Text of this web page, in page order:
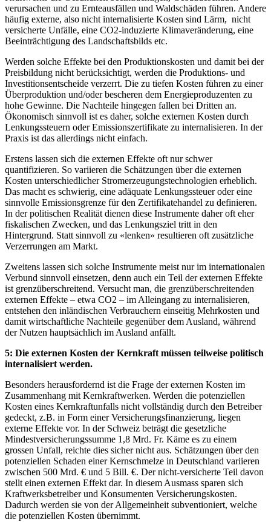
verursachen und zu Ernteausfällen und Waldschäden führen. Andere
häufig externe, also nicht internalisierte Kosten sind Lärm, nicht
versicherte Unfälle, eine CO2-induzierte Klimaveränderung, eine
Beeinträchtigung des Landschaftsbilds etc.
Werden solche Effekte bei den Produktionskosten und damit bei der
Preisbildung nicht berücksichtigt, werden die Produktions- und
Investitionsentscheide verzerrt. Die zu tiefen Kosten führen zu einer
Überproduktion und/oder bescheren dem Energieproduzenten zu
hohe Gewinne. Die Nachteile hingegen fallen bei Dritten an.
Ökonomisch sinnvoll ist es daher, solche externen Kosten durch
Lenkungssteuern oder Emissionszertifikate zu internalisieren. In der
Praxis ist das allerdings nicht einfach.
Erstens lassen sich die externen Effekte oft nur schwer
quantifizieren. So variieren die Schätzungen über die externen
Kosten unterschiedlicher Stromerzeugungstechnologien erheblich.
Das macht es schwierig, eine adäquate Lenkungssteuer oder eine
sinnvolle Emissionsgrenze für den Zertifikatehandel zu definieren.
In der politischen Realität dienen diese Instrumente daher oft eher
fiskalischen Zwecken, und das Lenkungsziel tritt in den
Hintergrund. Statt sinnvoll zu «lenken» resultieren oft zusätzliche
Verzerrungen am Markt.
Zweitens lassen sich solche Instrumente meist nur im internationalen
Verbund sinnvoll einsetzen, denn auch ein Teil der externen Effekte
ist grenzüberschreitend. Versucht man, die grenzüberschreitenden
externen Effekte – etwa CO2 – im Alleingang zu internalisieren,
entstehen den inländischen Verbrauchern einseitig Mehrkosten und
damit wirtschaftliche Nachteile gegenüber dem Ausland, während
der Nutzen hauptsächlich im Ausland anfällt.
5: Die externen Kosten der Kernkraft müssen teilweise politisch
internalisiert werden.
Besonders herausfordernd ist die Frage der externen Kosten im
Zusammenhang mit Kernkraftwerken. Werden die potenziellen
Kosten eines Kernkraftunfalls nicht vollständig durch den Betreiber
gedeckt, z.B. in Form einer Versicherungsfinanzierung, liegen
externe Effekte vor. In der Schweiz beträgt die gesetzliche
Mindestversicherungssumme 1,8 Mrd. Fr. Käme es zu einem
grossen Unfall, reichte dies sicher nicht aus. Schätzungen über den
potenziellen Schaden einer Kernschmelze in Deutschland variieren
zwischen 500 Mrd. € und 5 Bill. €. Der nicht-versicherte Teil davon
stellt einen externen Effekt dar. In diesem Ausmass sparen sich
Kraftwerksbetreiber und Konsumenten Versicherungskosten.
Dadurch werden sie von der Allgemeinheit subventioniert, welche
die potenziellen Kosten übernimmt.